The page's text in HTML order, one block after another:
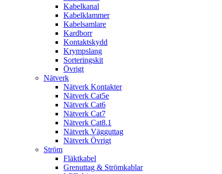
Kabelkanal
Kabelklammer
Kabelsamlare
Kardborr
Kontaktskydd
Krympslang
Sorteringskit
Övrigt
Nätverk
Nätverk Kontakter
Nätverk Cat5e
Nätverk Cat6
Nätverk Cat7
Nätverk Cat8.1
Nätverk Vägguttag
Nätverk Övrigt
Ström
Fläktkabel
Grenuttag & Strömkablar